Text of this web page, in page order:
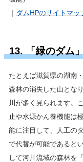
｜ ダムHPのサイトマッ
13. 「緑のダム
たとえば滋賀県の湖南
森林の消失した山とな
川が多く見られます。
止や水源かん養機能は
能に注目して、人工の
で代替が可能であると
して河川流域の森林を